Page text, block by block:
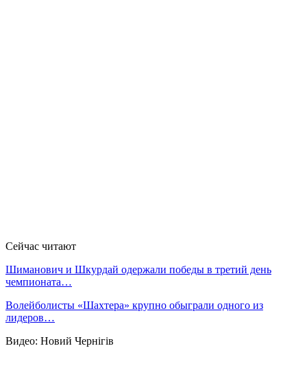
Сейчас читают
Шиманович и Шкурдай одержали победы в третий день
чемпионата…
Волейболисты «Шахтера» крупно обыграли одного из
лидеров…
Видео: Новий Чернігів